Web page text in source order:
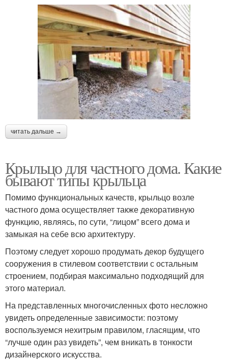
читать дальше →
Крыльцо для частного дома. Какие
бывают типы крыльца
Помимо функциональных качеств, крыльцо возле
частного дома осуществляет также декоративную
функцию, являясь, по сути, “лицом” всего дома и
замыкая на себе всю архитектуру.
Поэтому следует хорошо продумать декор будущего
сооружения в стилевом соответствии с остальным
строением, подбирая максимально подходящий для
этого материал.
На представленных многочисленных фото несложно
увидеть определенные зависимости: поэтому
воспользуемся нехитрым правилом, гласящим, что
“лучше один раз увидеть”, чем вникать в тонкости
дизайнерского искусства.